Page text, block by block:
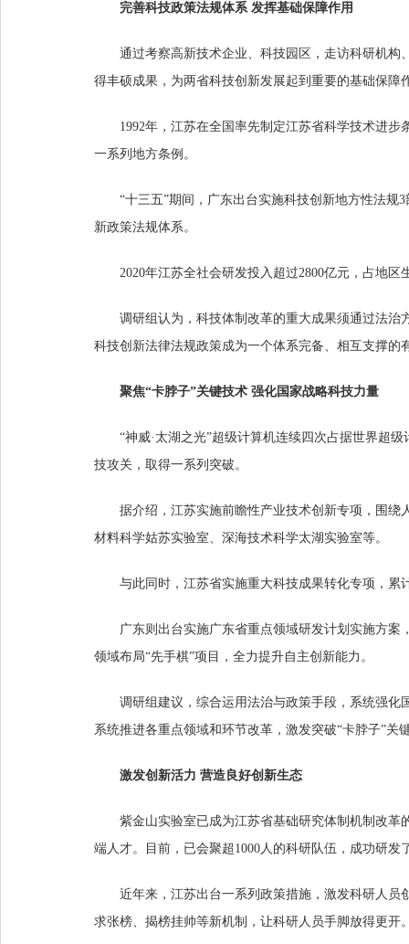
完善科技政策法规体系 发挥基础保障作用
通过考察高新技术企业、科技园区，走访科研机
得丰硕成果，为两省科技创新发展起到重要的基础保障
1992年，江苏在全国率先制定江苏省科学技术进
一系列地方条例。
“十三五”期间，广东出台实施科技创新地方性法规
新政策法规体系。
2020年江苏全社会研发投入超过2800亿元，占地
调研组认为，科技体制改革的重大成果须通过法
科技创新法律法规政策成为一个体系完备、相互支撑
聚焦“卡脖子”关键技术 强化国家战略科技力量
“神威·太湖之光”超级计算机连续四次占据世界超
技攻关，取得一系列突破。
据介绍，江苏实施前瞻性产业技术创新专项，围绕
材料科学姑苏实验室、深海技术科学太湖实验室等。
与此同时，江苏省实施重大科技成果转化专项，累
广东则出台实施广东省重点领域研发计划实施方案
领域布局“先手棋”项目，全力提升自主创新能力。
调研组建议，综合运用法治与政策手段，系统强
系统推进各重点领域和环节改革，激发突破“卡脖子”关
激发创新活力 营造良好创新生态
紫金山实验室已成为江苏省基础研究体制机制改革
端人才。目前，已会聚超1000人的科研队伍，成功研
近年来，江苏出台一系列政策措施，激发科研人
求张榜、揭榜挂帅等新机制，让科研人员手脚放得更开